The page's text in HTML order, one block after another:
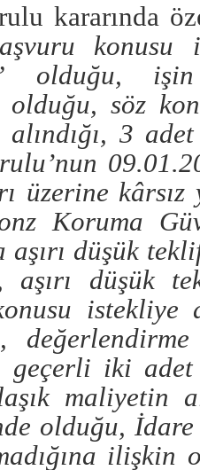
kararında
konusu
olduğu,
olduğu, söz
alındığı, 3
üzerine
Koruma
düşük
düşük
geçerli iki
maliyetin
olduğu,